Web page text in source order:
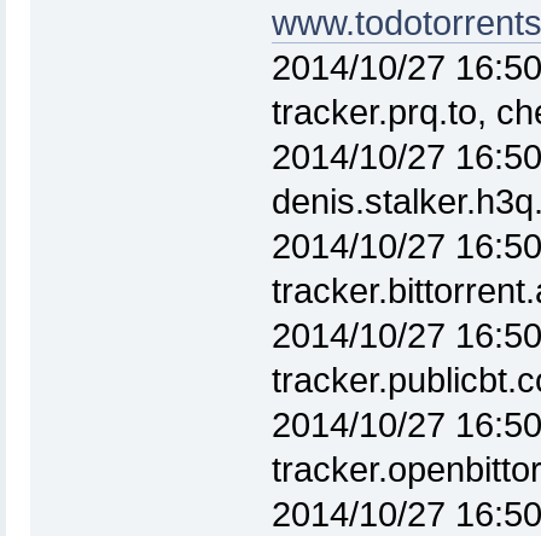
2014/10/27
tracker.prq.to,
2014/10/27
2014/10/27
2014/10/27
2014/10/27
2014/10/27